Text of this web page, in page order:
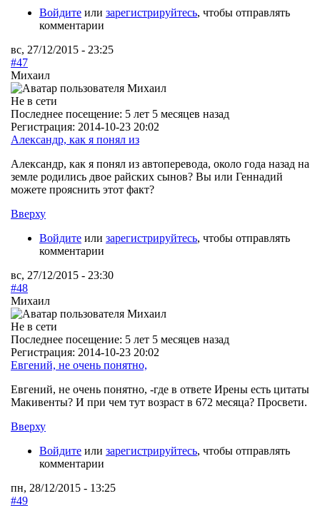
Войдите или зарегистрируйтесь, чтобы отправлять
комментарии
вс, 27/12/2015 - 23:25
#47
Михаил
Не в сети
Последнее посещение: 5 лет 5 месяцев назад
Регистрация: 2014-10-23 20:02
Александр, как я понял из
Александр, как я понял из автоперевода, около года назад на
земле родились двое райских сынов? Вы или Геннадий
можете прояснить этот факт?
Вверху
Войдите или зарегистрируйтесь, чтобы отправлять
комментарии
вс, 27/12/2015 - 23:30
#48
Михаил
Не в сети
Последнее посещение: 5 лет 5 месяцев назад
Регистрация: 2014-10-23 20:02
Евгений, не очень понятно,
Евгений, не очень понятно, -где в ответе Ирены есть цитаты
Макивенты? И при чем тут возраст в 672 месяца? Просвети.
Вверху
Войдите или зарегистрируйтесь, чтобы отправлять
комментарии
пн, 28/12/2015 - 13:25
#49